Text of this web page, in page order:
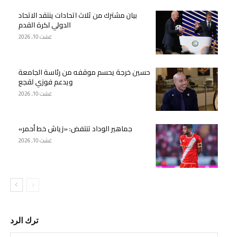
بيان مشترك من ثلاث اتحادات ينتقد الاتحاد
الدولي لكرة القدم
غشت 10, 2026
حسين خرجة يحسم موقفه من رئاسة الجامعة
ويدعم فوزي لقجع
غشت 10, 2026
جماهير الوداد تنتفض: «زياش خط أحمر»
غشت 10, 2026
ترك الرد